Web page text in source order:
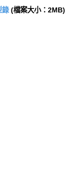
錄(檔案大小：2MB)